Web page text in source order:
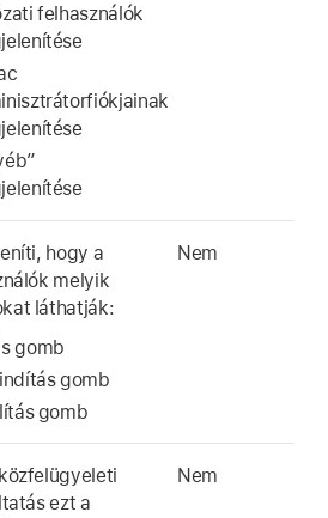
felhasználók
hogy a
melyik
láthatják:
gomb
gomb
gomb
Nem
ezt a
Nem